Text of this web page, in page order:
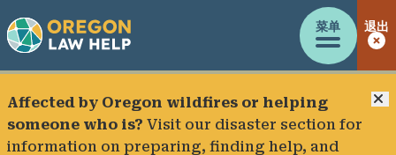
菜单 退出
Affected by Oregon wildfires or helping
someone who is? Visit our disaster section for
information on preparing, finding help, and